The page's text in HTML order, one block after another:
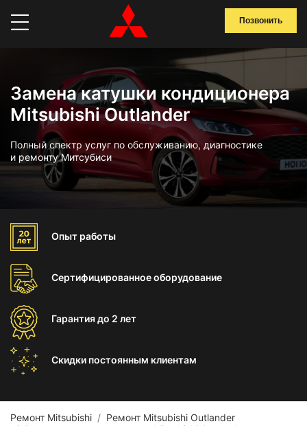
Позвонить
Замена катушки кондиционера
Mitsubishi Outlander
Полный спектр услуг по обслуживанию, диагностике
и ремонту Митсубиси
Опыт работы
Сертифицированноеоборудование
Гарантиядо 2 лет
Скидки постоянным клиентам
Ремонт Mitsubishi
Ремонт Mitsubishi Outlander